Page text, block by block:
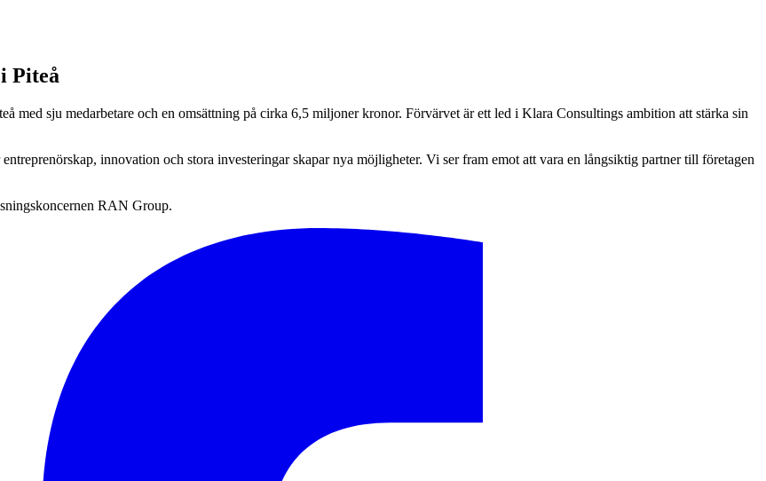
Piteå
sju medarbetare och en omsättning på cirka 6,5 miljoner kronor. Förvärvet är ett led i Klara Consultings ambition att stärka sin
innovation och stora investeringar skapar nya möjligheter. Vi ser fram emot att vara en långsiktig partner till företagen
RAN Group.